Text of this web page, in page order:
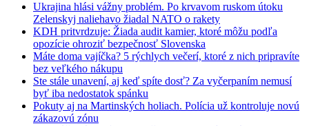
Ukrajina hlási vážny problém. Po krvavom ruskom útoku
Zelenskyj naliehavo žiadal NATO o rakety
KDH pritvrdzuje: Žiada audit kamier, ktoré môžu podľa
opozície ohroziť bezpečnosť Slovenska
Máte doma vajíčka? 5 rýchlych večerí, ktoré z nich pripravíte
bez veľkého nákupu
Ste stále unavení, aj keď spíte dosť? Za vyčerpaním nemusí
byť iba nedostatok spánku
Pokuty aj na Martinských holiach. Polícia už kontroluje novú
zákazovú zónu